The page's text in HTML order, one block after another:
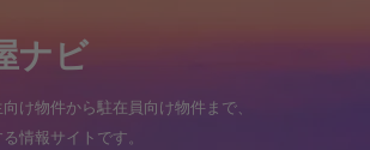
ナビ
け物件から駐在員向け物件まで、
情報サイトです。